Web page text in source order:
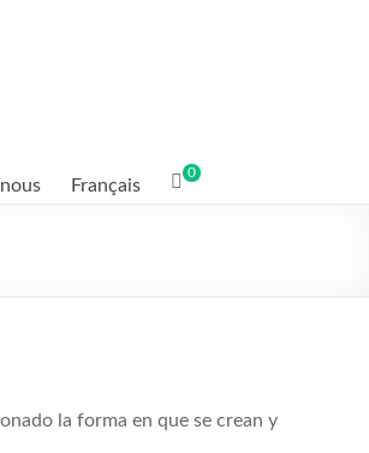
Français
0
la forma en que se crean y